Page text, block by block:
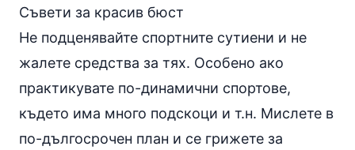
Съвети за красив бюст
Не подценявайте спортните сутиени и не
жалете средства за тях. Особено ако
практикувате по-динамични спортове,
където има много подскоци и т.н. Мислете в
по-дългосрочен план и се грижете за